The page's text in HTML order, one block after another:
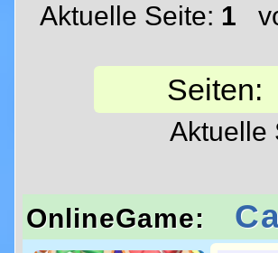
Aktuelle Seite: 1
Seiten:
Aktuelle
OnlineGame: